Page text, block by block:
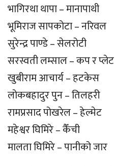
भागिरथा थापा – मानापाथी
भूमिराज सापकोटा – नरिवल
सुरेन्द्र पाण्डे – सेलरोटी
सरस्वती लम्साल – कप र प्लेट
खुबीराम आचार्य – हटकेस
लोकबहादुर पुन – तिलहरी
रामप्रसाद पोखरेल – हेल्मेट
महेश्वर घिमिरे – कैँची
मालता घिमिरे – पानीको जार